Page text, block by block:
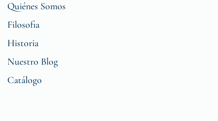
Quiénes Somos
Filosofia
Historia
Nuestro Blog
Catálogo